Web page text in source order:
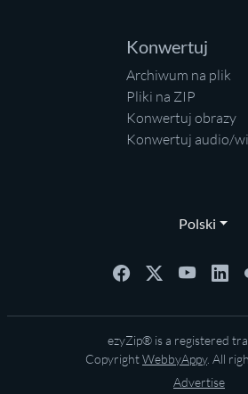
Konwertuj
Archiwum na plik
Pliki na ZIP
Konwertuj obrazy
Konwertuj audio/
Polski
ezyZip® is a registered
CopyrightWebbyAppy. All
Advertise